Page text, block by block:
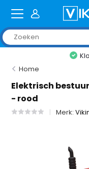
Home
Elektrisch
- rood
Merk: